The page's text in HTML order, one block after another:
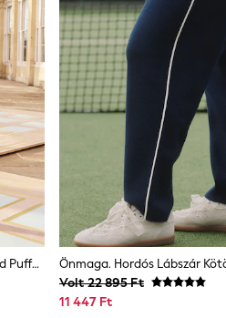
Peach Rózsaszínű - Love & Roses Textured Puffos Ujj Kerek Nyakú Midi Ruha
Önmaga. Hordós Lábszár
Volt 22 895 Ft
11 447 Ft